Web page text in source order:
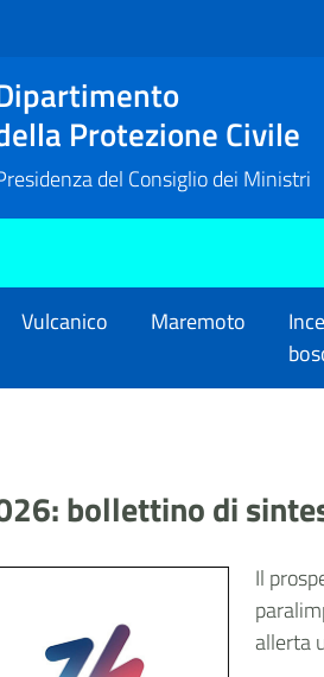
Protezione Civile
del Consiglio dei Ministri
Vulcanico Maremoto
bollettino di
Il
allerta